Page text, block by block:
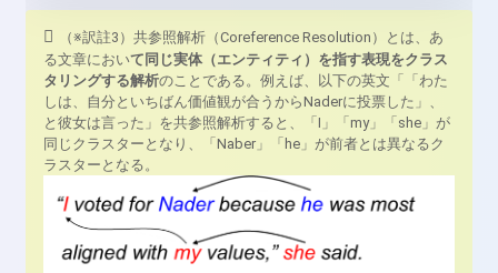
（※訳註3）共参照解析（Coreference Resolution）とは、あ
る文章において同じ実体（エンティティ）を指す表現をクラス
タリングする解析のことである。例えば、以下の英文「「わた
しは、自分といちばん価値観が合うからNaderに投票した」、
と彼女は言った」を共参照解析すると、「I」「my」「she」が
同じクラスターとなり、「Naber」「he」が前者とは異なるク
ラスターとなる。